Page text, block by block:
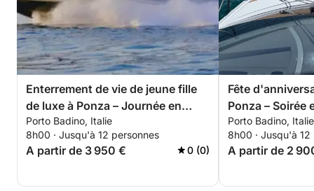
Enterrement de vie de jeune fille
de luxe à Ponza – Journée en
bateau avec cocktails et détente
Porto Badino, Italie
8h00 · Jusqu'à 12 personnes
A partir de 3 950 € 0 (0)
Fête
Ponza – Soirée
Porto Badino, Italie
8h00 · Jusqu'à 12
A partir de 2